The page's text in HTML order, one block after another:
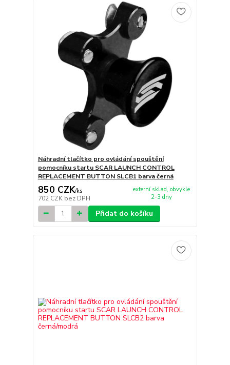
Náhradní tlačítko pro ovládání spouštění
pomocníku startu SCAR LAUNCH CONTROL
REPLACEMENT BUTTON SLCB1 barva černá
850 CZK/ks
702 CZK bez DPH
externí sklad, obvykle
2-3 dny
Přidat do košíku